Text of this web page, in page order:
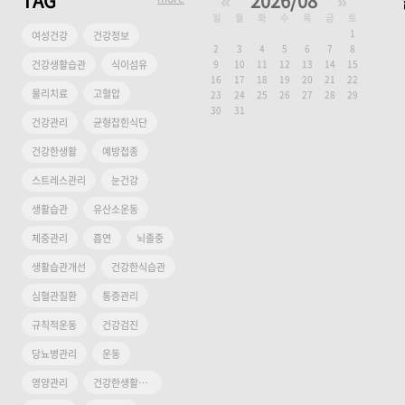
여성건강
건강정보
건강생활습관
식이섬유
물리치료
고혈압
건강관리
균형잡힌식단
건강한생활
예방접종
스트레스관리
눈건강
생활습관
유산소운동
체중관리
흡연
뇌졸중
생활습관개선
건강한식습관
심혈관질환
통증관리
규칙적운동
건강검진
당뇨병관리
운동
영양관리
건강한생활습관
일 월 화 수 목 금
토
1
2
3 4 5 6 7
8
9
10 11 12 13 14
15
16
17 18 19 20 21
22
23
24 25 26 27 28
29
30
31